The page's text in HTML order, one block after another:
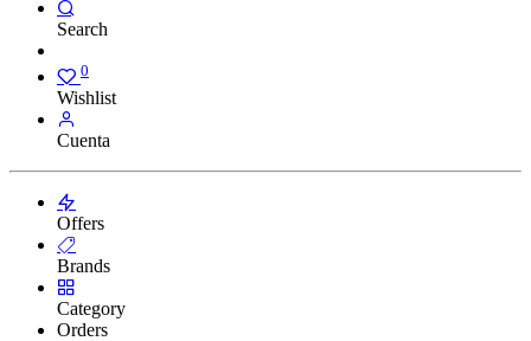
Search
0
Wishlist
Cuenta
Offers
Brands
Category
Orders